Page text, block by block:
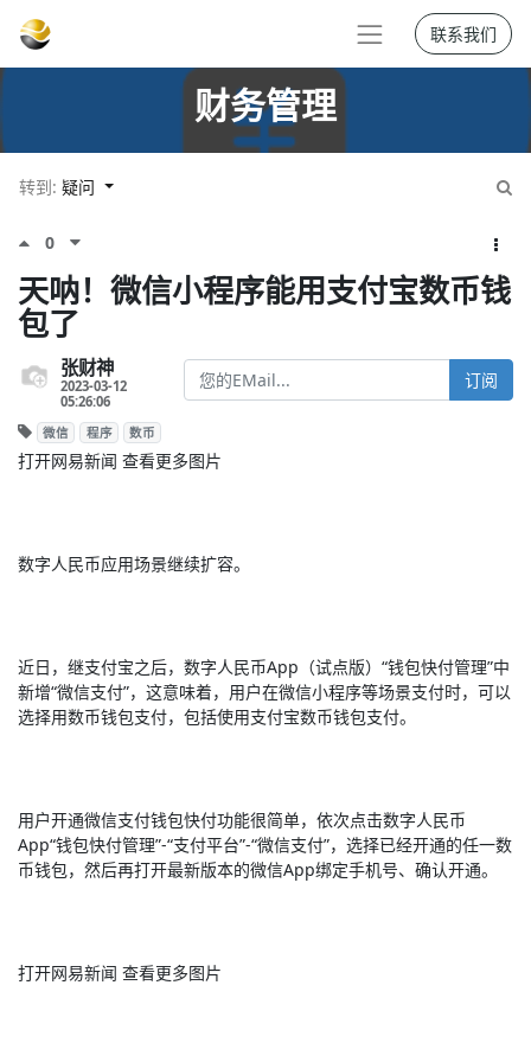
联系我们
财务管理
转到: 疑问
0
天呐！微信小程序能用支付宝数币钱
包了
张财神
2023-03-12
05:26:06
订阅
微信 程序 数币
打开网易新闻 查看更多图片
数字人民币应用场景继续扩容。
近日，继支付宝之后，数字人民币App（试点版）“钱包快付管理”中
新增“微信支付”，这意味着，用户在微信小程序等场景支付时，可以
选择用数币钱包支付，包括使用支付宝数币钱包支付。
用户开通微信支付钱包快付功能很简单，依次点击数字人民币
App“钱包快付管理”-“支付平台”-“微信支付”，选择已经开通的任一数
币钱包，然后再打开最新版本的微信App绑定手机号、确认开通。
打开网易新闻 查看更多图片